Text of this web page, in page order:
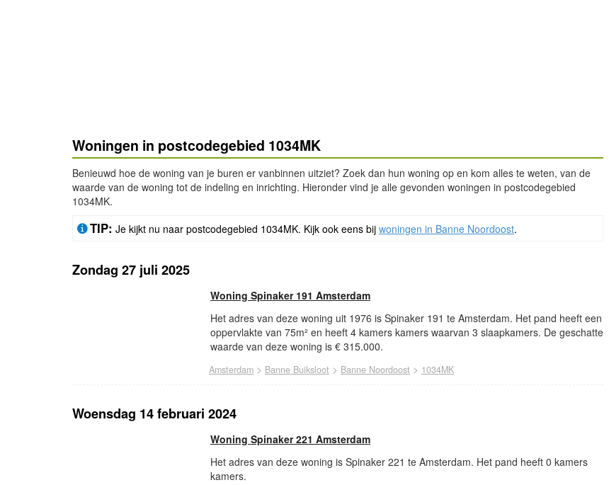
Woningen in postcodegebied 1034MK
Benieuwd hoe de woning van je buren er vanbinnen uitziet? Zoek dan hun woning op en kom alles te weten, van de
waarde van de woning tot de indeling en inrichting. Hieronder vind je alle gevonden woningen in postcodegebied
1034MK.
TIP: Je kijkt nu naar postcodegebied 1034MK. Kijk ook eens bij woningen in Banne Noordoost.
Zondag 27 juli 2025
Woning Spinaker 191 Amsterdam
Het adres van deze woning uit 1976 is Spinaker 191 te Amsterdam. Het pand heeft een
oppervlakte van 75m² en heeft 4 kamers kamers waarvan 3 slaapkamers. De geschatte
waarde van deze woning is € 315.000.
Amsterdam > Banne Buiksloot > Banne Noordoost > 1034MK
Woensdag 14 februari 2024
Woning Spinaker 221 Amsterdam
Het adres van deze woning is Spinaker 221 te Amsterdam. Het pand heeft 0 kamers
kamers.